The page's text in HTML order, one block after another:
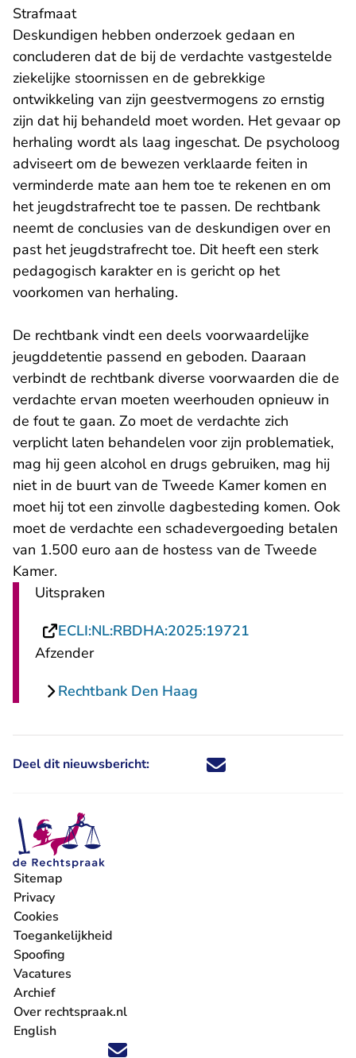
Strafmaat
Deskundigen hebben onderzoek gedaan en
concluderen dat de bij de verdachte vastgestelde
ziekelijke stoornissen en de gebrekkige
ontwikkeling van zijn geestvermogens zo ernstig
zijn dat hij behandeld moet worden. Het gevaar op
herhaling wordt als laag ingeschat. De psycholoog
adviseert om de bewezen verklaarde feiten in
verminderde mate aan hem toe te rekenen en om
het jeugdstrafrecht toe te passen. De rechtbank
neemt de conclusies van de deskundigen over en
past het jeugdstrafrecht toe. Dit heeft een sterk
pedagogisch karakter en is gericht op het
voorkomen van herhaling.
De rechtbank vindt een deels voorwaardelijke
jeugddetentie passend en geboden. Daaraan
verbindt de rechtbank diverse voorwaarden die de
verdachte ervan moeten weerhouden opnieuw in
de fout te gaan. Zo moet de verdachte zich
verplicht laten behandelen voor zijn problematiek,
mag hij geen alcohol en drugs gebruiken, mag hij
niet in de buurt van de Tweede Kamer komen en
moet hij tot een zinvolle dagbesteding komen. Ook
moet de verdachte een schadevergoeding betalen
van 1.500 euro aan de hostess van de Tweede
Kamer.
Uitspraken
ECLI:NL:RBDHA:2025:19721
Afzender
Rechtbank Den Haag
Deel dit nieuwsbericht: Deel dit nieuwsbericht via X -
Deel dit nieuwsbericht via
Deel dit nieuwsbericht
Deel dit
Volg ons op X (Twitter) - U verlaat Rechtspraak.nl
Volg ons op Facebook - U verlaat Rechtspraak.nl
Volg ons op Instagram - U verlaat Rechtspraak.nl
Volg ons op Youtube - U verlaat Rechtspraak.nl
Volg ons op LinkedIn - U verlaat
'Blijf op de hoogte' nieuwsbrief - U verlaat
Sitemap
Privacy
Cookies
Toegankelijkheid
Spoofing
Vacatures
- U verlaat Rechtspraak.nl
Archief
Over rechtspraak.nl
English